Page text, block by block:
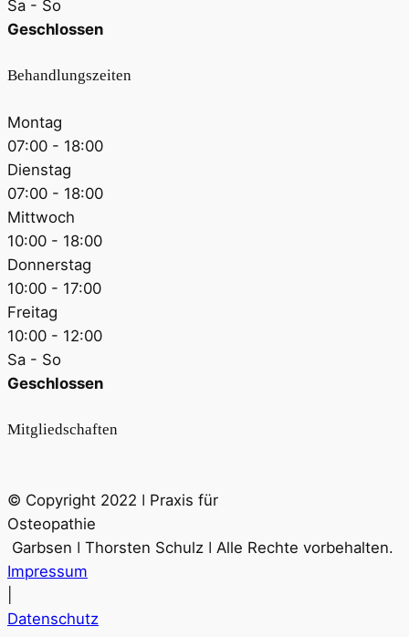
Sa - So
Geschlossen
Behandlungszeiten
Montag
07:00 - 18:00
Dienstag
07:00 - 18:00
Mittwoch
10:00 - 18:00
Donnerstag
10:00 - 17:00
Freitag
10:00 - 12:00
Sa - So
Geschlossen
Mitgliedschaften
© Copyright 2022 ǀ Praxis für
Osteopathie
Garbsen ǀ Thorsten Schulz ǀ Alle Rechte vorbehalten.
Impressum
Datenschutz